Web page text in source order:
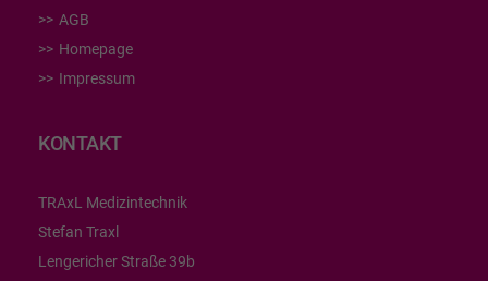
AGB
Homepage
Impressum
KONTAKT
TRAxL Medizintechnik
Stefan Traxl
Lengericher Straße 39b